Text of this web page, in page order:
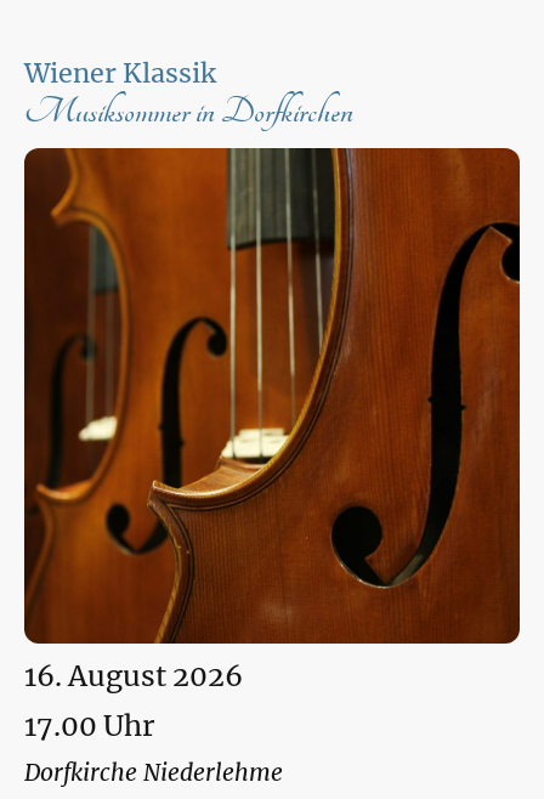
Wiener Klassik
Musiksommer in Dorfkirchen
16. August 2026
17.00 Uhr
Dorfkirche Niederlehme